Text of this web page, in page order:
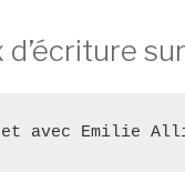
d’écriture
et avec Emilie